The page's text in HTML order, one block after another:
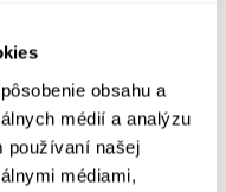
obsahu a
médií a analýzu
používaní našej
médiami,
postavy.
a asi je to
asociácie s ich
V neposlednom